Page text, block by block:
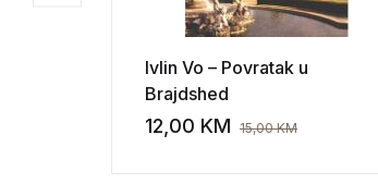
Ivlin Vo – Povratak u
Brajdshed
12,00 KM 15,00KM